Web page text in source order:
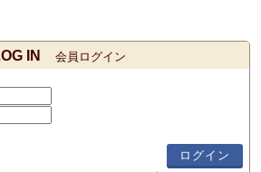
IN 会員ログイン